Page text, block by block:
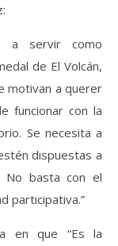
a servir como
de El Volcán,
motivan a querer
funcionar con la
Se necesita a
dispuestas a
basta con el
participativa.”
en que “Es la